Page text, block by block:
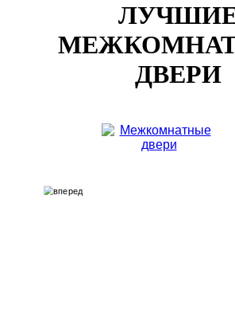
ДВЕРИ